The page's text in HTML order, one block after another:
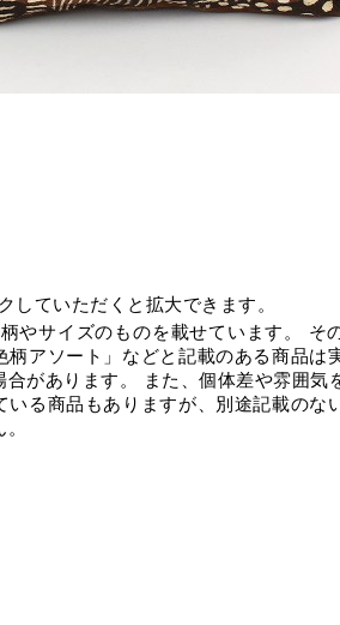
していただくと拡大できます。
やサイズのものを載せています。 そ
柄アソート」などと記載のある商品は
合があります。 また、個体差や雰囲気
いる商品もありますが、別途記載のな